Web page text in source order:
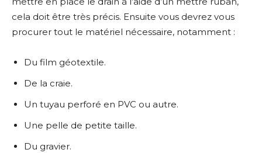
cela doit être très précis. Ensuite vous devrez vous
procurer tout le matériel nécessaire, notamment :
Du film géotextile.
De la craie.
Un tuyau perforé en PVC ou autre.
Une pelle de petite taille.
Du gravier.